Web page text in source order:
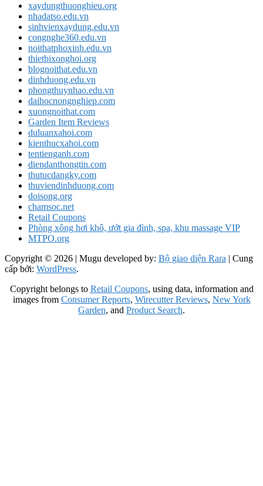
xaydungthuonghieu.org
nhadatso.edu.vn
sinhvienxaydung.edu.vn
congnghe360.edu.vn
noithatphoxinh.edu.vn
thietbixonghoi.org
blognoithat.edu.vn
dinhduong.edu.vn
phongthuynhao.edu.vn
daihocnongnghiep.com
xuongnoithat.com
Garden Item Reviews
duluanxahoi.com
kienthucxahoi.com
tentienganh.com
diendanthongtin.com
thutucdangky.com
thuviendinhduong.com
doisong.org
chamsoc.net
Retail Coupons
Phòng xông hơi khô, ướt gia đình, spa, khu massage VIP
MTPO.org
Copyright © 2026 | Mugu developed by: Bộ giao diện Rara | Cung
cấp bởi: WordPress.
Copyright belongs to Retail Coupons, using data, information and
images from Consumer Reports, Wirecutter Reviews, New York
Garden, and Product Search.